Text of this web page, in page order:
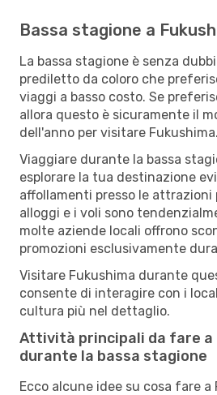
Bassa stagione a
La bassa stagione è senza
prediletto da coloro che
viaggi a basso costo. Se
allora questo è sicuramente il
dell'anno per visitare Fukushima.
Viaggiare durante la bassa
esplorare la tua destinazione
affollamenti presso le attrazioni
alloggi e i voli sono
molte aziende locali offrono
promozioni esclusivamente
Visitare Fukushima durante
consente di interagire con i
cultura più nel dettaglio.
Attività principali da fare a
durante la bassa stagione
Ecco alcune idee su cosa fare